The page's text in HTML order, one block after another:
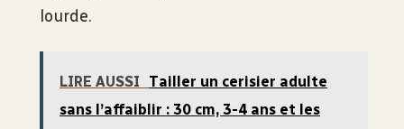
lourde.
LIRE AUSSI
Tailler un cerisier adulte
sans l’affaiblir : 30 cm, 3-4 ans et les